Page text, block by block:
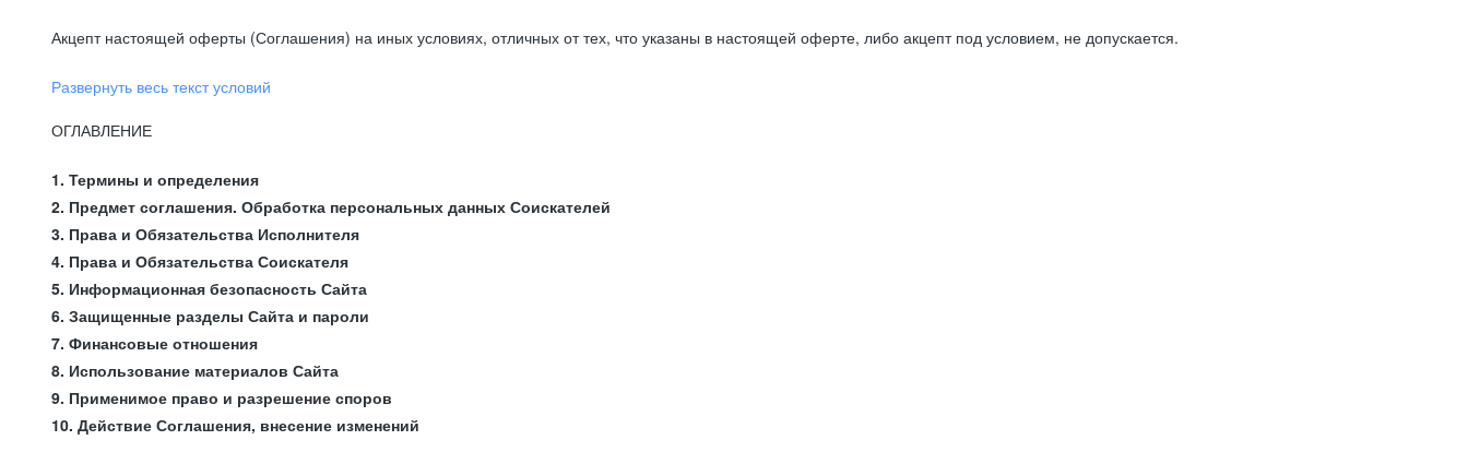
Акцепт настоящей оферты (Соглашения) на иных условиях, отличных от тех, что указаны в настоящей оферте, либо акцепт под условием, не допускается.
Развернуть весь текст условий
ОГЛАВЛЕНИЕ
1. Термины и определения
2. Предмет соглашения. Обработка персональных данных Соискателей
3. Права и Обязательства Исполнителя
4. Права и Обязательства Соискателя
5. Информационная безопасность Сайта
6. Защищенные разделы Сайта и пароли
7. Финансовые отношения
8. Использование материалов Сайта
9. Применимое право и разрешение споров
10. Действие Соглашения, внесение изменений